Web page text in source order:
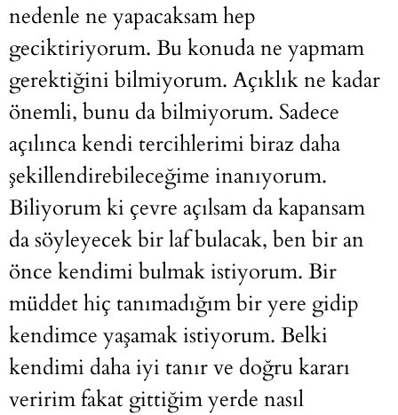
nedenle ne yapacaksam hep
geciktiriyorum. Bu konuda ne yapmam
gerektiğini bilmiyorum. Açıklık ne kadar
önemli, bunu da bilmiyorum. Sadece
açılınca kendi tercihlerimi biraz daha
şekillendirebileceğime inanıyorum.
Biliyorum ki çevre açılsam da kapansam
da söyleyecek bir laf bulacak, ben bir an
önce kendimi bulmak istiyorum. Bir
müddet hiç tanımadığım bir yere gidip
kendimce yaşamak istiyorum. Belki
kendimi daha iyi tanır ve doğru kararı
veririm fakat gittiğim yerde nasıl